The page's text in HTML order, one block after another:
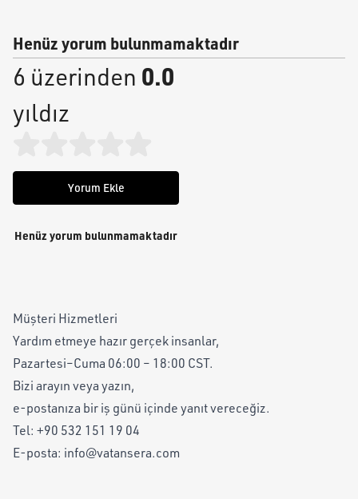
Henüz yorum bulunmamaktadır
6 üzerinden 0.0
yıldız
Yorum Ekle
Henüz yorum bulunmamaktadır
Müşteri Hizmetleri
Yardım etmeye hazır gerçek insanlar,
Pazartesi–Cuma 06:00 – 18:00 CST.
Bizi arayın veya yazın,
e-postanıza bir iş günü içinde yanıt vereceğiz.
Tel: +90 532 151 19 04
E-posta: info@vatansera.com